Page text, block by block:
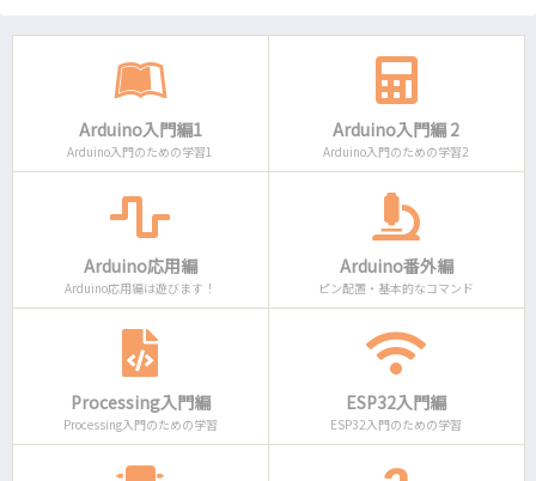
Arduino入門編1
Arduino入門のための学習1
Arduino入門編 2
Arduino入門のための学習2
Arduino応用編
Arduino応用編は遊びます！
Arduino番外編
ピン配置・基本的なコマンド
Processing入門編
Processing入門のための学習
ESP32入門編
ESP32入門のための学習